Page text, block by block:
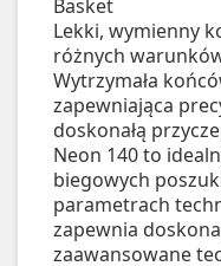
Basket
Lekki, wymienny
różnych
Wytrzymała
zapewniająca
doskonałą
Neon 140 to
biegowych
parametrach
zapewnia
zaawansowane